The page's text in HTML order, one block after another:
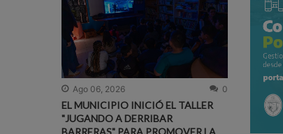
Ago 06, 2026 0
EL MUNICIPIO INICIÓ EL TALLER
"JUGANDO A DERRIBAR
BARRERAS" PARA PROMOVER LA